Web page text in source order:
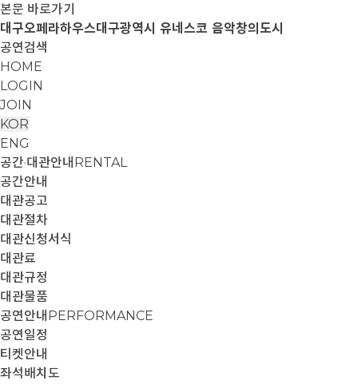
본문 바로가기
대구오페라하우스대구광역시 유네스코 음악창의도시
공연검색
HOME
LOGIN
JOIN
KOR
ENG
공간·대관안내 RENTAL
공간안내
대관공고
대관절차
대관신청서식
대관료
대관규정
대관물품
공연안내 PERFORMANCE
공연일정
티켓안내
좌석배치도